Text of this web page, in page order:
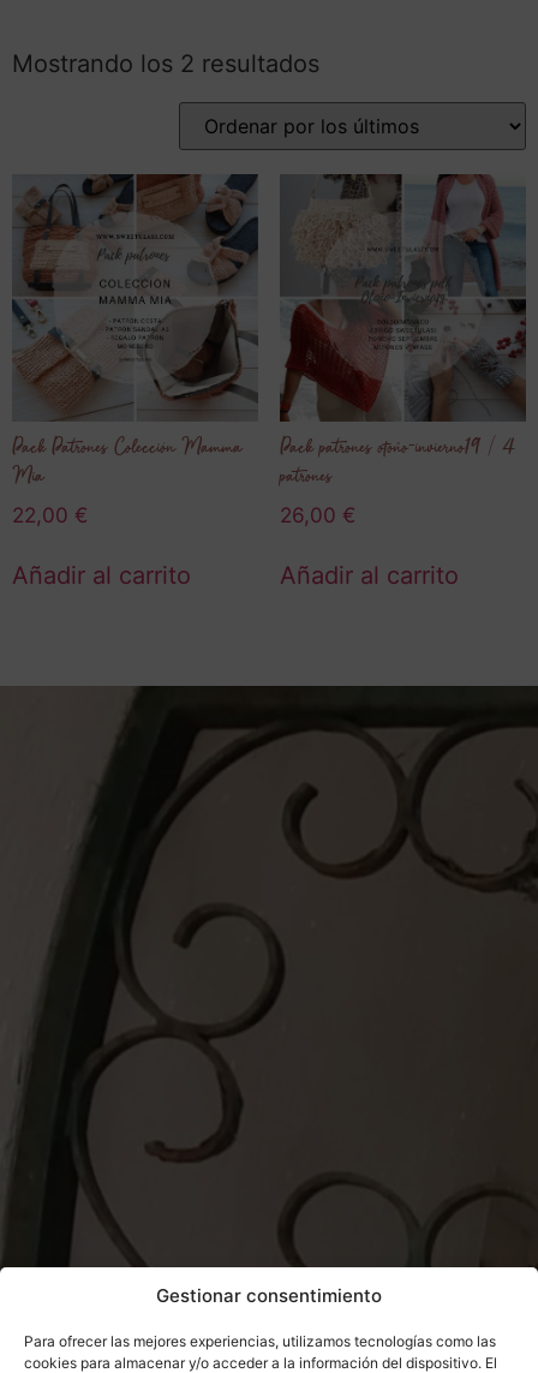
Gestionar consentimiento
Para ofrecer las mejores experiencias, utilizamos tecnologías como las
cookies para almacenar y/o acceder a la información del dispositivo. El
Mostrando los 2 resultados
Pack Patrones Colección Mamma
Mia
22,00 €
Añadir al carrito
Pack patrones otoño-invierno19 / 4
patrones
26,00 €
Añadir al carrito